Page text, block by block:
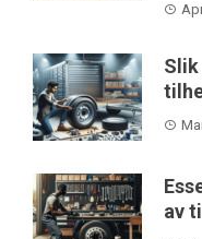
av